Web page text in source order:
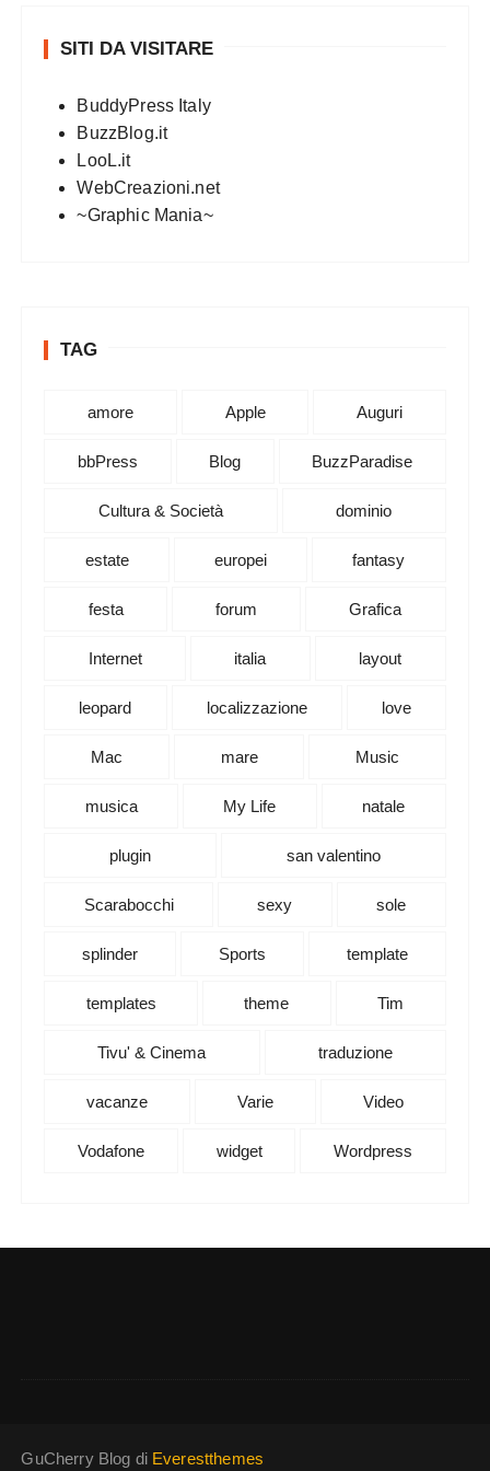
SITI DA VISITARE
BuddyPress Italy
BuzzBlog.it
LooL.it
WebCreazioni.net
~Graphic Mania~
TAG
amore Apple Auguri
bbPress Blog BuzzParadise
Cultura & Società dominio
estate europei fantasy
festa forum Grafica
Internet italia layout
leopard localizzazione love
Mac mare Music
musica My Life natale
plugin san valentino
Scarabocchi sexy sole
splinder Sports template
templates theme Tim
Tivu' & Cinema traduzione
vacanze Varie Video
Vodafone widget Wordpress
GuCherry Blog di Everestthemes